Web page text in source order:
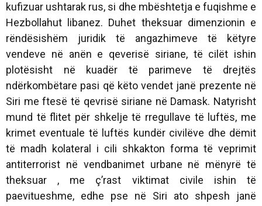
kufizuar ushtarak rus, si dhe mbështetja e fuqishme e
Hezbollahut libanez. Duhet theksuar dimenzionin e
rëndësishëm juridik të angazhimeve të këtyre
vendeve në anën e qeverisë siriane, të cilët ishin
plotësisht në kuadër të parimeve të drejtës
ndërkombëtare pasi që këto vendet janë prezente në
Siri me ftesë të qevrisë siriane në Damask. Natyrisht
mund të flitet për shkelje të rregullave të luftës, me
krimet eventuale të luftës kundër civilëve dhe dëmit
të madh kolateral i cili shkakton forma të veprimit
antiterrorist në vendbanimet urbane në mënyrë të
theksuar , me ç’rast viktimat civile ishin të
paevitueshme, edhe pse në Siri ato shpesh janë